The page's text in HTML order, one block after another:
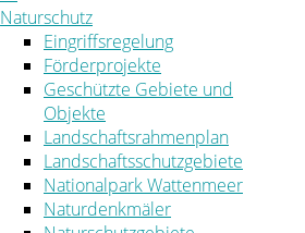
Naturschutz
Eingriffsregelung
Förderprojekte
Geschützte Gebiete und
Objekte
Landschaftsrahmenplan
Landschaftsschutzgebiete
Nationalpark Wattenmeer
Naturdenkmäler